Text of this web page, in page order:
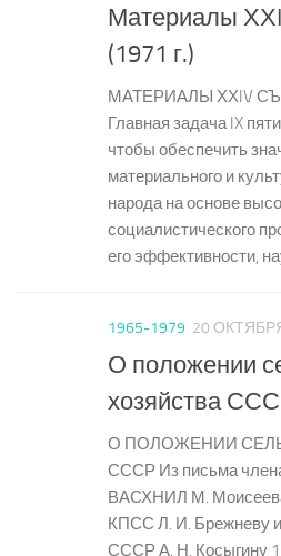
Материалы
(1971 г.)
МАТЕРИАЛЫ ХХIV
Главная задача IX
чтобы обеспечить
материального и
народа на основе
социалистического
его эффективности,
1965-1979 20
О положении
хозяйства
О ПОЛОЖЕНИИ
СССР Из письма
ВАСХНИЛ М.
КПСС Л. И. Брежневу
СССР А. Н. Косыгину 1